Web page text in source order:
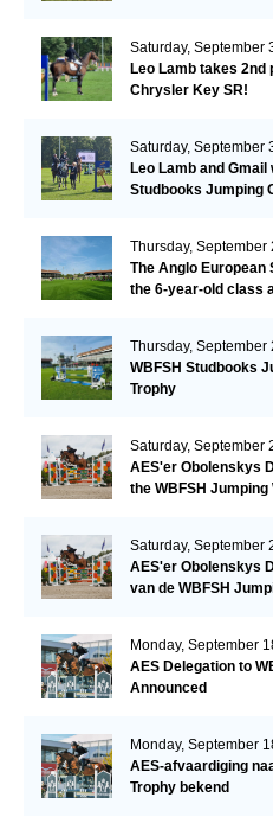
Saturday, September
Leo Lamb takes 2nd
Chrysler Key SR!
Saturday, September
Leo Lamb and Gmail
Studbooks Jumping
Thursday, September
The Anglo European
the 6-year-old class
Thursday, September
WBFSH Studbooks
Trophy
Saturday, September
AES'er Obolenskys
the WBFSH
Saturday, September
AES'er Obolenskys
van de WBFSH
Monday, September
AES Delegation to
Announced
Monday, September
AES-afvaardiging
Trophy bekend